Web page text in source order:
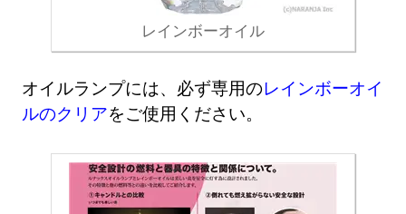
レインボーオイル
オイルランプには、必ず専用のレインボーオイ
ルのクリアをご使用ください。